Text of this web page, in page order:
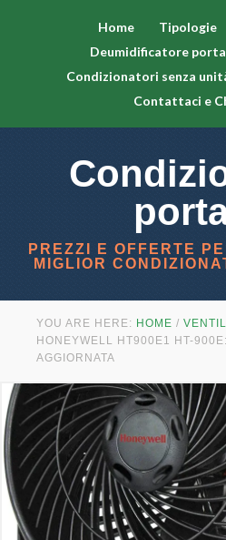
Home Tipologie
Deumidificatore
Condizionatori senza
Contattaci e
PREZZI E OFFERTE
MIGLIOR
YOU ARE HERE: HOME /
HONEYWELL HT900E1 HT-
AGGIORNATA